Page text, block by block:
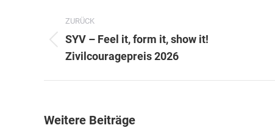
ZURÜCK
Vorheriger
Beitrag:
SYV – Feel it, form it, show it!
Zivilcouragepreis 2026
Weitere Beiträge